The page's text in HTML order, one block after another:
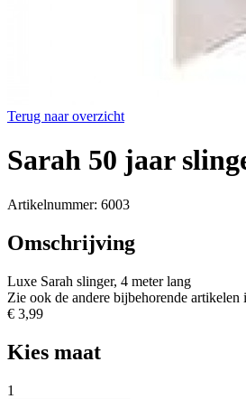
Terug naar overzicht
Sarah 50 jaar
Artikelnummer: 6003
Omschrijving
Luxe Sarah slinger, 4 meter lang
Zie ook de andere bijbehorende artikelen
€ 3,99
Kies maat
1